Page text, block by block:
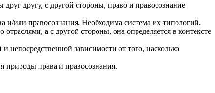
другу, с другой стороны, право и правосознание
и/или правосознания. Необходима система их типологий.
а с другой стороны, она определяется в контексте
непосредственной зависимости от того, насколько
природы права и правосознания.